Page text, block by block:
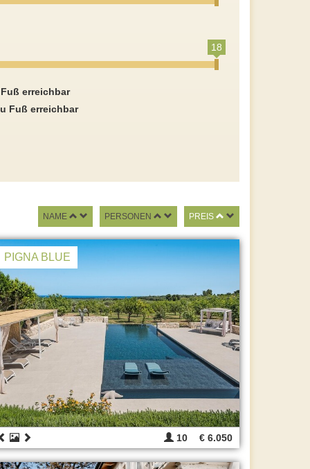
18
erreichbar
Fuß erreichbar
NAME PERSONEN PREIS
PIGNA BLUE
10 € 6.050